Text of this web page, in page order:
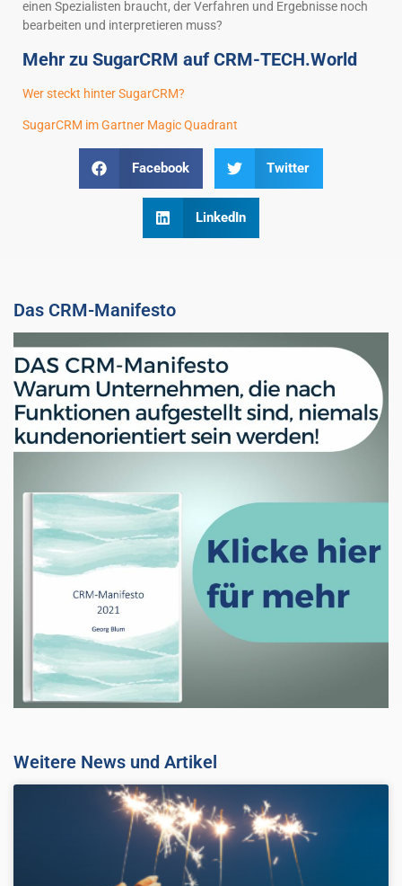
einen Spezialisten braucht, der Verfahren und Ergebnisse noch
bearbeiten und interpretieren muss?
Mehr zu SugarCRM auf CRM-TECH.World
Wer steckt hinter SugarCRM?
SugarCRM im Gartner Magic Quadrant
Facebook Twitter
LinkedIn
Das CRM-Manifesto
Weitere News und Artikel